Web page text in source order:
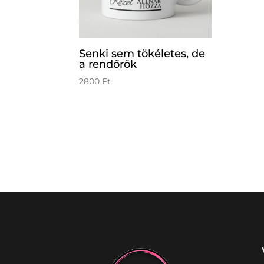
Senki sem tökéletes, de
a rendőrök
2800 Ft